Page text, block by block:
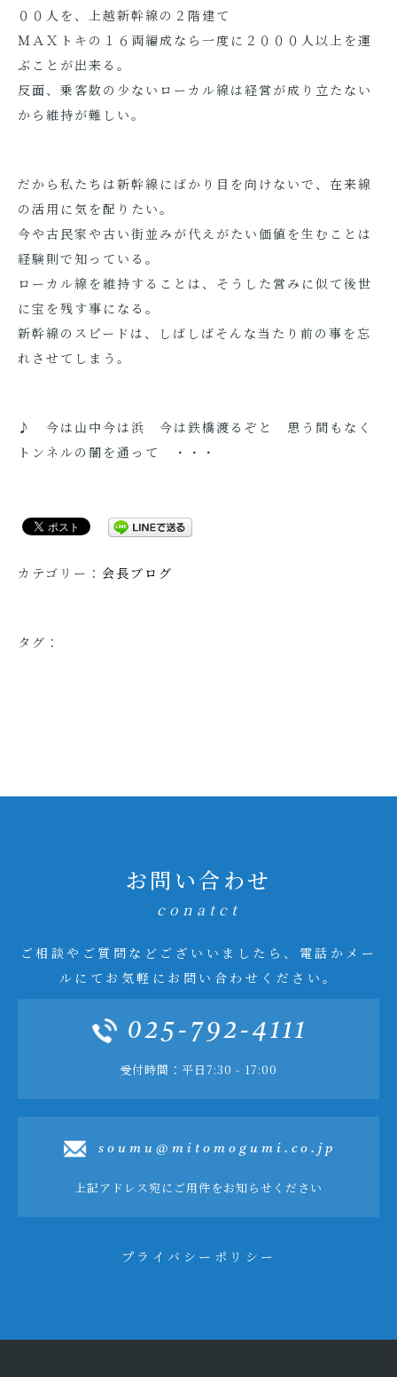
００人を、上越新幹線の２階建て
ＭＡＸトキの１６両編成なら一度に２０００人以上を運
ぶことが出来る。
反面、乗客数の少ないローカル線は経営が成り立たない
から維持が難しい。
だから私たちは新幹線にばかり目を向けないで、在来線
の活用に気を配りたい。
今や古民家や古い街並みが代えがたい価値を生むことは
経験則で知っている。
ローカル線を維持することは、そうした営みに似て後世
に宝を残す事になる。
新幹線のスピードは、しばしばそんな当たり前の事を忘
れさせてしまう。
♪ 今は山中今は浜 今は鉄橋渡るぞと 思う間もなく
トンネルの闇を通って ・・・
カテゴリー： 会長ブログ
タグ：
お問い合わせ
conatct
ご相談やご質問などございいましたら、電話かメー
ルにてお気軽にお問い合わせください。
025-792-4111
受付時間：平日7:30 - 17:00
soumu@mitomogumi.co.jp
上記アドレス宛にご用件をお知らせください
プライバシーポリシー